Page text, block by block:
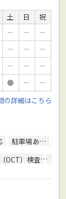
土 日
祝
－ －
－
－ －
－
－ －
－
● －
－
の詳細はこちら
駐車場あり
OCT）検査